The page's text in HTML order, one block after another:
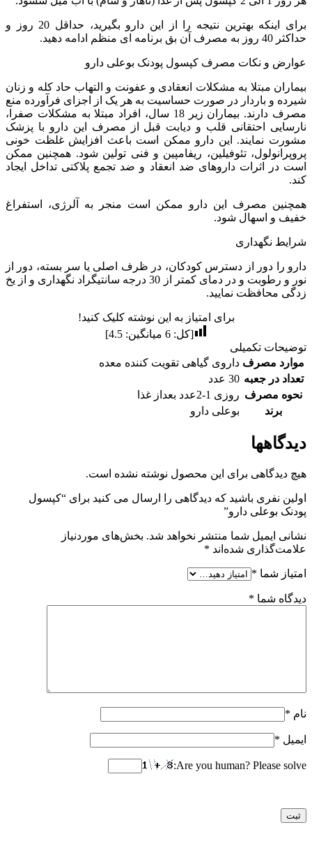
برای اینکه بهترین نتیجه را از این دارو بگیرید، حداقل 20 روز و
حداکثر 40 روز به مصرف آن بق برنامه ای منظم ادامه دهید.
عوارض و نکات مصرف کپسول پودنک بوعلی دارو
بیماران مبتلا به مشکلات انعقادی و عفونت و التهاب حاد کله و زنان
شیرده و باردار در صورت حساسیت به هر یک از اجزای فرآورده منع
مصرف دارند. بیماران زیر 18 سال، افراد مبتلا به مشکلات صفرا،
نارسایی احتقانی قلب و دیابت قبل از مصرف این دارو با پزشک
مشورت نمایند. این دارو ممکن است باعث افزایش غلظت خونی
پروپرانولول، تئوفیلین، ریفامپین و فنی تولین شود. همچنین ممکن
است در اثرات داروهای ضد انعقاد و ضد تجمع پلاکتی تداخل ایجاد
کند.
همچنین مصرف این دارو ممکن است منجر به آلرژی، استفراغ
خفیف و اسهال شود.
شرایط نگهداری
دارو را دور از دسترس کودکان، در ظرف اصلی یا سر بسته، دور از
نور و رطوبت و در دمای کمتر از 30 درجه سانتیگراد نگهداری و از یخ
زدگی محافظت نمایید.
برای امتیاز به این نوشته کلیک کنید!
[کل:6 میانگین:4.5
]
توضیحات تکمیلی
موارد مصرف داروی گیاهی تقویت کننده معده
تعداد در جعبه 30 عدد
نحوه مصرف روزی 1-2عدد بعداز غذا
برند
بوعلی دارو
دیدگاهها
هیچ دیدگاهی برای این محصول نوشته نشده است.
اولین نفری باشید که دیدگاهی را ارسال می کنید برای “کپسول
پودنک بوعلی دارو”
نشانی ایمیل شما منتشر نخواهد شد. بخش‌های موردنیاز
علامت‌گذاری شده‌اند *
امتیاز شما *
دیدگاه شما *
نام *
ایمیل *
Are you human? Please solve: